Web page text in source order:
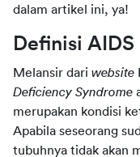
dalam artikel ini, ya!
Definisi AIDS
Melansir dari website
Deficiency Syndrome
merupakan kondisi
Apabila seseorang
tubuhnya tidak akan